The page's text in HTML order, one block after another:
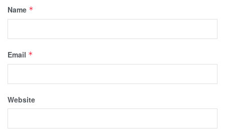
Name *
Email *
Website